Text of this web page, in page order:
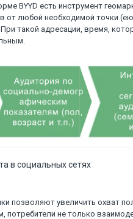
BYYD есть инструмент
от любой необходимой точки
такой адресации, время,
в социальных сетях
позволяют увеличить охват
потребители не только